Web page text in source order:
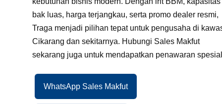
bak luas, harga terjangkau, serta promo dealer resmi,
Traga menjadi pilihan tepat untuk pengusaha di
Cikarang dan sekitarnya. Hubungi Sales Makfut
sekarang juga untuk mendapatkan penawaran
WhatsApp Sales Makfut